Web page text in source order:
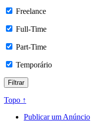
Freelance
Full-Time
Part-Time
Temporário
Topo ↑
Publicar um Anúncio